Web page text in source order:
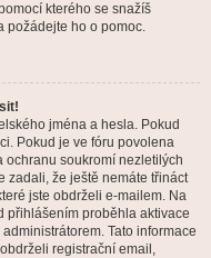
kterého se snažíš
požádejte ho o pomoc.
jména a hesla. Pokud
Pokud je ve fóru povolena
ochranu soukromí nezletilých
zadali, že ještě nemáte třináct
jste obdrželi e-mailem. Na
přihlášením proběhla aktivace
Tato informace
registrační email,